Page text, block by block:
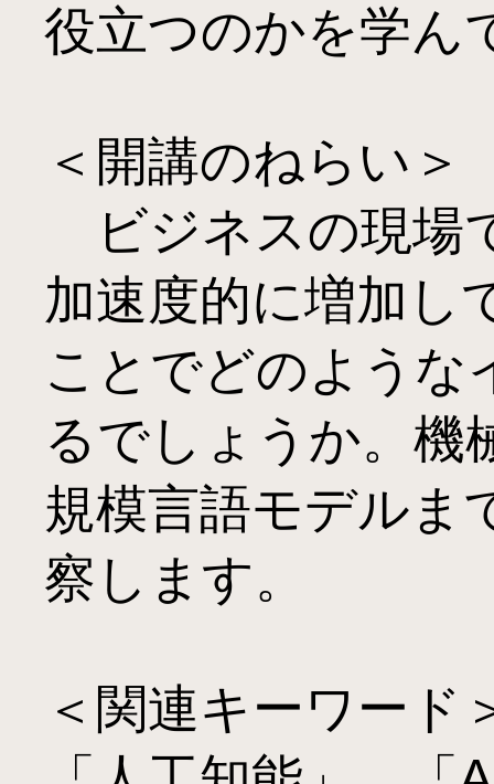
役立つのかを学ん
＜開講のねらい＞
ビジネスの現場
加速度的に増加し
ことでどのような
るでしょうか。機
規模言語モデルま
察します。
＜関連キーワード